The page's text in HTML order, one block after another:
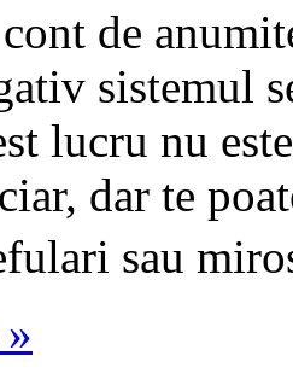
de
sistemul
lucru nu
dar te
sau